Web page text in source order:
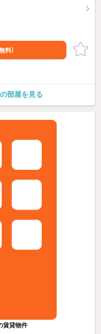
無料）
部屋を見る
賃貸物件